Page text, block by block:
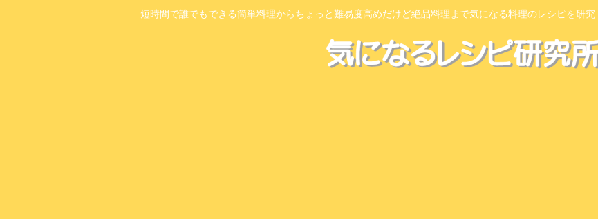
短時間で誰でもできる簡単料理からちょっと難易度高めだけど絶品料理まで気になる料理のレシピを研